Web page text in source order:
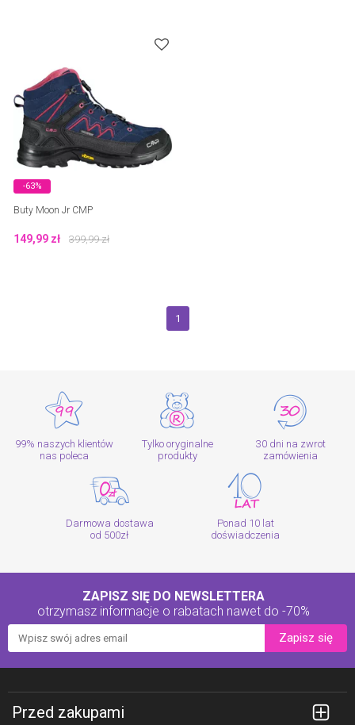
-63%
Buty Moon Jr CMP
149,99 zł 399,99zł
1
99% naszych klientów
nas poleca
Tylko oryginalne
produkty
30 dni na zwrot
zamówienia
Darmowa dostawa
od 500zł
Ponad 10 lat
doświadczenia
ZAPISZ SIĘ DO NEWSLETTERA
otrzymasz informacje o rabatach nawet do -70%
Zapisz się
Przed zakupami